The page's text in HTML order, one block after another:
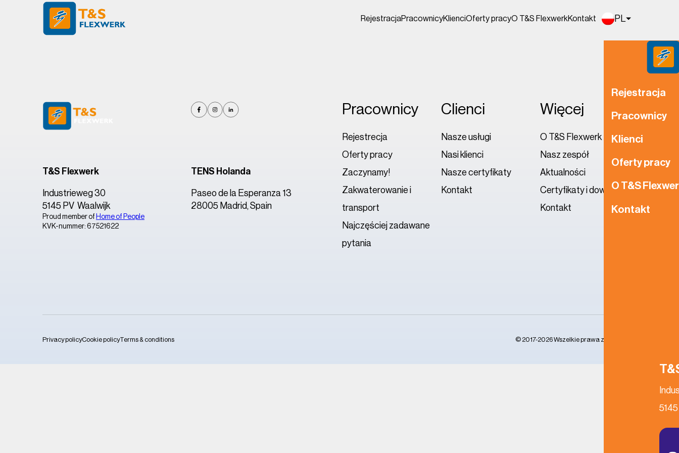
RejestracjaPracownicyKlienciOferty pracyO T&S FlexwerkKontakt PL
Rejestracja
Pracownicy
Klienci
Oferty pracy
O T&S
Kontakt
T&S Flexwerk
Industrieweg 30
5145 PV Waalwijk
TENS Holanda
Paseo de la Esperanza 13
28005 Madrid, Spain
Proud member of Home of People
KVK-nummer: 67521622
Pracownicy
Rejestrecja
Oferty pracy
Zaczynamy!
Zakwaterowanie i
transport
Najczęściej zadawane
pytania
Clienci
Nasze usługi
Nasi klienci
Nasze certyfikaty
Kontakt
Więcej
O T&S Flexwerk
Nasz zespół
Aktualności
Certyfikaty i downloads
Kontakt
Privacy policyCookie policyTerms & conditions © 2017-2026 Wszelkie prawa zastrzeżone